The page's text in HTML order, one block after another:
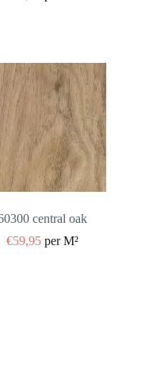
central oak
€59,95per M²